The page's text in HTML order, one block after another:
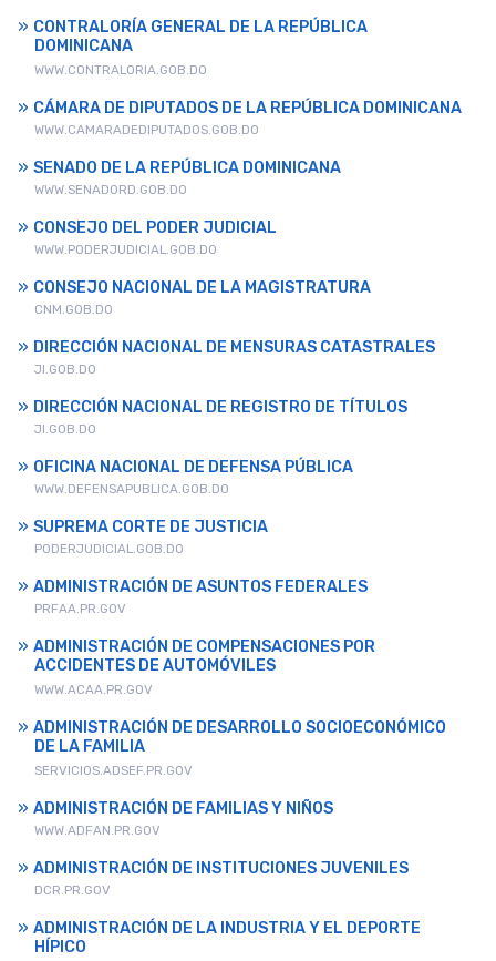
CONTRALORÍA GENERAL DE LA REPÚBLICA
DOMINICANA
WWW.CONTRALORIA.GOB.DO
CÁMARA DE DIPUTADOS DE LA REPÚBLICA DOMINICANA
WWW.CAMARADEDIPUTADOS.GOB.DO
SENADO DE LA REPÚBLICA DOMINICANA
WWW.SENADORD.GOB.DO
CONSEJO DEL PODER JUDICIAL
WWW.PODERJUDICIAL.GOB.DO
CONSEJO NACIONAL DE LA MAGISTRATURA
CNM.GOB.DO
DIRECCIÓN NACIONAL DE MENSURAS CATASTRALES
JI.GOB.DO
DIRECCIÓN NACIONAL DE REGISTRO DE TÍTULOS
JI.GOB.DO
OFICINA NACIONAL DE DEFENSA PÚBLICA
WWW.DEFENSAPUBLICA.GOB.DO
SUPREMA CORTE DE JUSTICIA
PODERJUDICIAL.GOB.DO
ADMINISTRACIÓN DE ASUNTOS FEDERALES
PRFAA.PR.GOV
ADMINISTRACIÓN DE COMPENSACIONES POR
ACCIDENTES DE AUTOMÓVILES
WWW.ACAA.PR.GOV
ADMINISTRACIÓN DE DESARROLLO SOCIOECONÓMICO
DE LA FAMILIA
SERVICIOS.ADSEF.PR.GOV
ADMINISTRACIÓN DE FAMILIAS Y NIÑOS
WWW.ADFAN.PR.GOV
ADMINISTRACIÓN DE INSTITUCIONES JUVENILES
DCR.PR.GOV
ADMINISTRACIÓN DE LA INDUSTRIA Y EL DEPORTE
HÍPICO